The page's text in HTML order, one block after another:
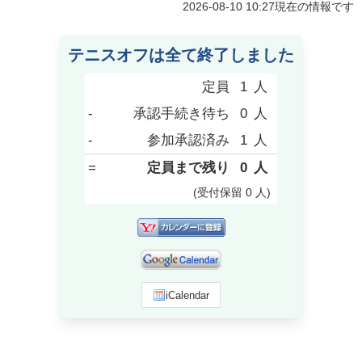
2026-08-10 10:27現在の情報です
テニスオフは全て終了しました
定員 1 人
-
承認手続き待ち 0 人
-
参加承認済み 1 人
=
定員まで残り 0 人
(受付保留 0 人)
iCalendar